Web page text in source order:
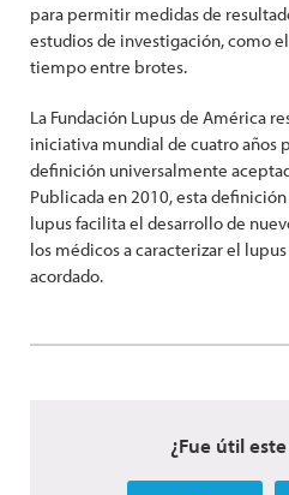
para permitir medidas de
estudios de investigación, como
tiempo entre brotes.
La Fundación Lupus de América
iniciativa mundial de cuatro años
definición universalmente
Publicada en 2010, esta
lupus facilita el desarrollo de
los médicos a caracterizar el
acordado.
¿Fue útil